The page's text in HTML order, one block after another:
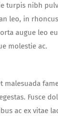
turpis nibh
leo, in
augue leo
molestie ac.
Fusce
ac ex vitae